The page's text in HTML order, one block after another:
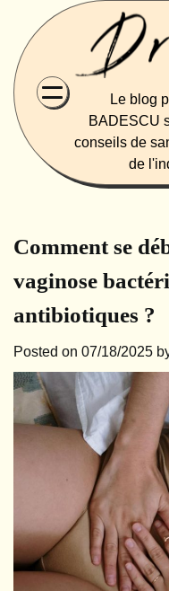
content
Le blog
BADESCU
conseils de
de
Comment se
vaginose
antibiotiques ?
Posted on 07/18/2025